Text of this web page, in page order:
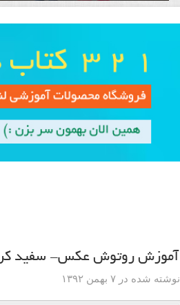
آموزش روتوش عکس- سفید
نوشته شده در ۷ بهمن ۱۳۹۲